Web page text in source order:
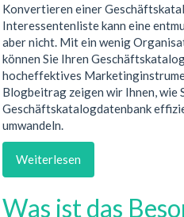
Konvertieren einer
Interessentenliste kann eine
aber nicht. Mit ein wenig
können Sie Ihren
hocheffektives
Blogbeitrag zeigen wir Ihnen, wie
Geschäftskatalogdatenbank
umwandeln.
Weiterlesen
Was ist das